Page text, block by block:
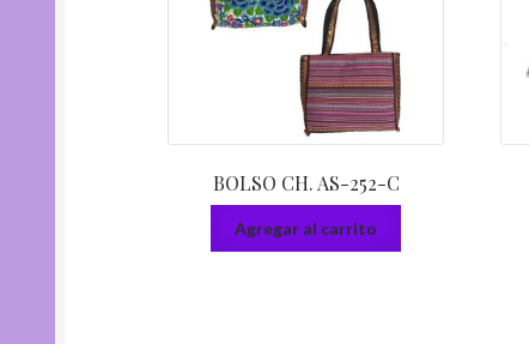
BOLSO CH. AS-252-C
Agregar al carrito